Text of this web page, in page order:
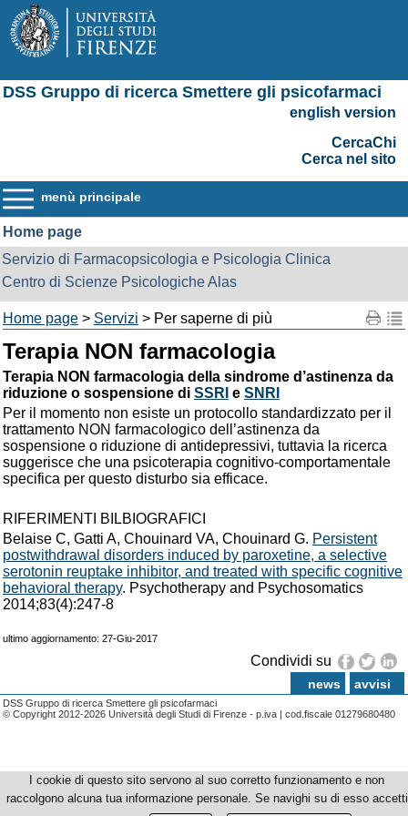
DSS Gruppo di ricerca Smettere gli psicofarmaci
english version
CercaChi
Cerca nel sito
menù principale
Home page
Servizio di Farmacopsicologia e Psicologia Clinica
Centro di Scienze Psicologiche Alas
Home page > Servizi > Per saperne di più
Terapia NON farmacologia
Terapia NON farmacologia della sindrome d’astinenza da
riduzione o sospensione di SSRI e SNRI
Per il momento non esiste un protocollo standardizzato per il
trattamento NON farmacologico dell’astinenza da
sospensione o riduzione di antidepressivi, tuttavia la ricerca
suggerisce che una psicoterapia cognitivo-comportamentale
specifica per questo disturbo sia efficace.
RIFERIMENTI BILBIOGRAFICI
Belaise C, Gatti A, Chouinard VA, Chouinard G. Persistent
postwithdrawal disorders induced by paroxetine, a selective
serotonin reuptake inhibitor, and treated with specific cognitive
behavioral therapy. Psychotherapy and Psychosomatics
2014;83(4):247-8
ultimo aggiornamento: 27-Giu-2017
Condividi su
news avvisi
DSS Gruppo di ricerca Smettere gli psicofarmaci
© Copyright 2012-2026 Università degli Studi di Firenze - p.iva | cod.fiscale 01279680480
I cookie di questo sito servono al suo corretto funzionamento e non
raccolgono alcuna tua informazione personale. Se navighi su di esso accetti